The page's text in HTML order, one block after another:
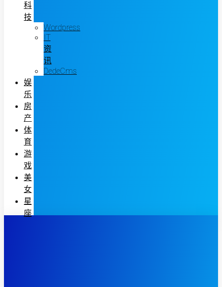
科
技
Wordpress
IT
资
讯
DedeCms
娱
乐
房
产
体
育
游
戏
美
女
星
座